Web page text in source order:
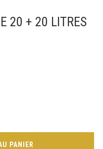
COMPACTE
700 / 800
20 + 20 LITRES
PANIER